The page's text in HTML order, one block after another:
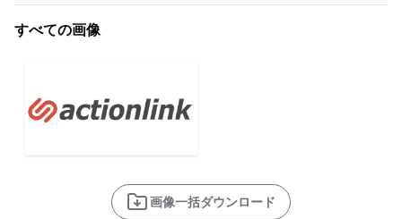
すべての画像
画像一括ダウンロード